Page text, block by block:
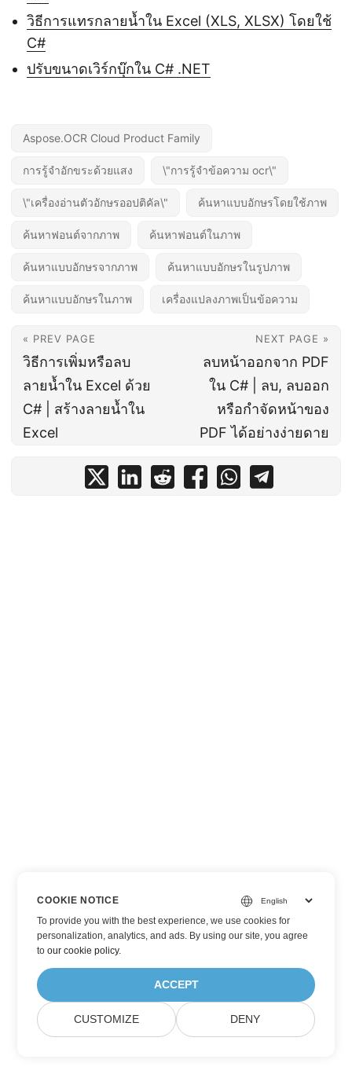
วิธีการแทรกลายน้ำใน Excel (XLS, XLSX) โดยใช้
C#
ปรับขนาดเวิร์กบุ๊กใน C# .NET
Aspose.OCR Cloud Product Family
การรู้จำอักขระด้วยแสง \"การรู้จำข้อความ ocr\"
\"เครื่องอ่านตัวอักษรออปติคัล\" ค้นหาแบบอักษรโดยใช้ภาพ
ค้นหาฟอนต์จากภาพ ค้นหาฟอนต์ในภาพ
ค้นหาแบบอักษรจากภาพ ค้นหาแบบอักษรในรูปภาพ
ค้นหาแบบอักษรในภาพ เครื่องแปลงภาพเป็นข้อความ
« PREV PAGE
วิธีการเพิ่มหรือลบ
ลายน้ำใน Excel ด้วย
C# | สร้างลายน้ำใน
Excel
NEXT PAGE »
ลบหน้าออกจาก PDF
ใน C# | ลบ, ลบออก
หรือกำจัดหน้าของ
PDF ได้อย่างง่ายดาย
COOKIE NOTICE
To provide you with the best experience, we use cookies for
personalization, analytics, and ads. By using our site, you agree
toour cookie policy.
ACCEPT
CUSTOMIZE DENY